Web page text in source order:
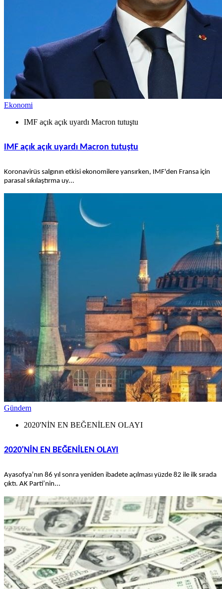
Ekonomi
IMF açık açık uyardı Macron tutuştu
IMF açık açık uyardı Macron tutuştu
Koronavirüs salgının etkisi ekonomilere yansırken, IMF'den Fransa için
parasal sıkılaştırma uy...
Gündem
2020'NİN EN BEĞENİLEN OLAYI
2020'NİN EN BEĞENİLEN OLAYI
Ayasofya’nın 86 yıl sonra yeniden ibadete açılması yüzde 82 ile ilk sırada
çıktı. AK Parti’nin...